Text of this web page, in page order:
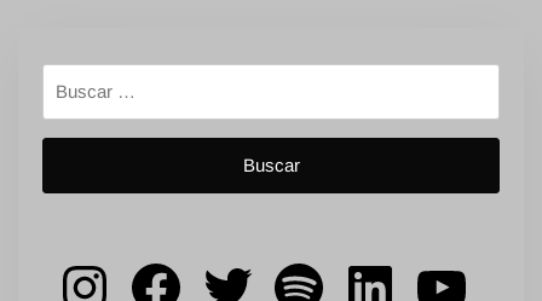
Instagram
Facebook
TwitterSpotify
LinkedIn